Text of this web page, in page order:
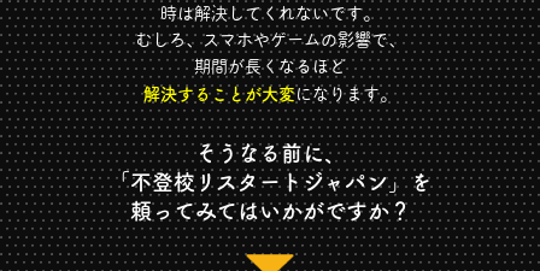
時は解決してくれないです。
むしろ、スマホやゲームの影響で、
期間が長くなるほど
解決することが大変になります。
そうなる前に、
「不登校リスタートジャパン」を
頼ってみてはいかがですか？